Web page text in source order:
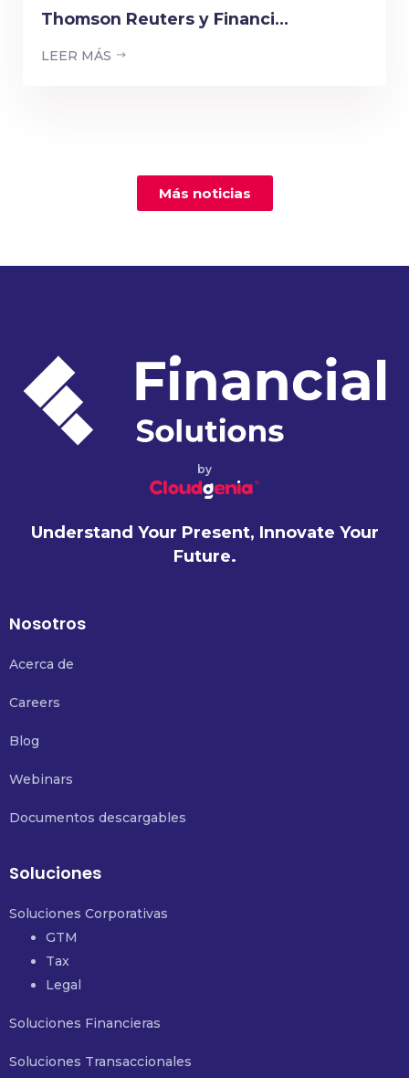
Thomson Reuters y Financi...
LEER MÁS
Más noticias
by
Understand Your Present, Innovate Your
Future.
Nosotros
Acerca de
Careers
Blog
Webinars
Documentos descargables
Soluciones
Soluciones Corporativas
GTM
Tax
Legal
Soluciones Financieras
Soluciones Transaccionales